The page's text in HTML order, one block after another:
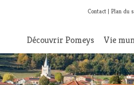
Contact Plan du
Découvrir Pomeys Vie